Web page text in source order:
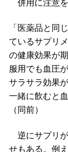
併用に注意を
「医薬品と同
ているサプリ
の健康効果が
服用でも血圧
サラサラ効果
一緒に飲むと
（同前）
逆にサプリ
せもある。例